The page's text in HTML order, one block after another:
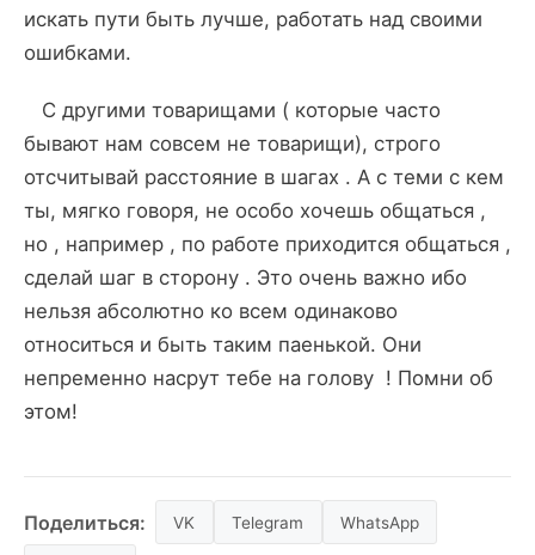
искать пути быть лучше, работать над своими
ошибками.
С другими товарищами ( которые часто
бывают нам совсем не товарищи), строго
отсчитывай расстояние в шагах . А с теми с кем
ты, мягко говоря, не особо хочешь общаться ,
но , например , по работе приходится общаться ,
сделай шаг в сторону . Это очень важно ибо
нельзя абсолютно ко всем одинаково
относиться и быть таким паенькой. Они
непременно насрут тебе на голову ! Помни об
этом!
Поделиться: VK Telegram WhatsApp